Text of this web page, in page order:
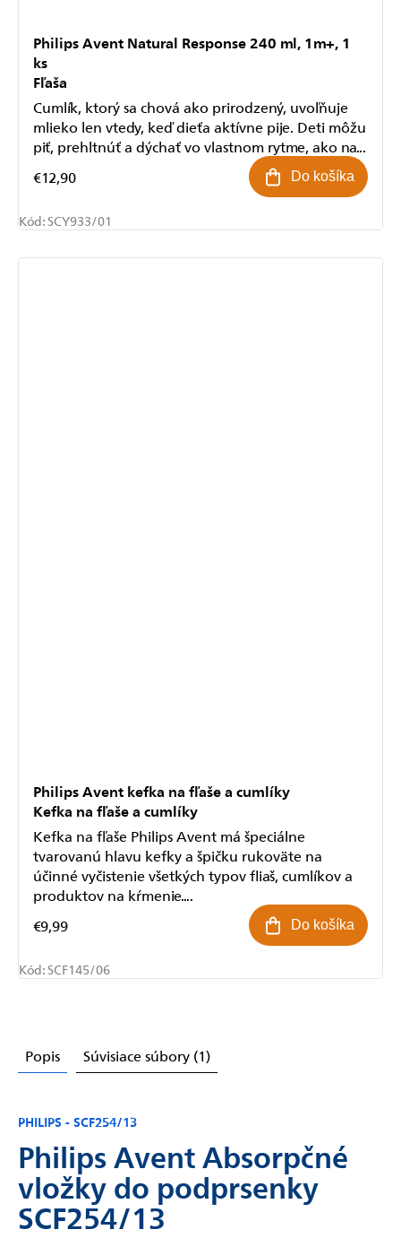
Philips Avent Natural Response 240 ml, 1m+, 1
ks
Fľaša
€12,90 Do košíka
Cumlík, ktorý sa chová ako prirodzený, uvoľňuje
mlieko len vtedy, keď dieťa aktívne pije. Deti môžu
piť, prehltnúť a dýchať vo vlastnom rytme, ako na...
Kód:SCY933/01
Philips Avent kefka na fľaše a cumlíky
Kefka na fľaše a cumlíky
€9,99 Do košíka
Kefka na fľaše Philips Avent má špeciálne
tvarovanú hlavu kefky a špičku rukoväte na
účinné vyčistenie všetkých typov fliaš, cumlíkov a
produktov na kŕmenie....
Kód:SCF145/06
Popis Súvisiace súbory (1)
PHILIPS - SCF254/13
Philips Avent Absorpčné
vložky do podprsenky
SCF254/13